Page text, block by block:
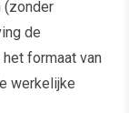
(zonder
de
formaat van
werkelijke